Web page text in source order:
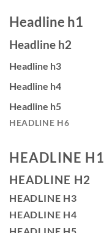
Headline h1
Headline h2
Headline h3
Headline h4
Headline h5
HEADLINE H6
HEADLINE H1
HEADLINE H2
HEADLINE H3
HEADLINE H4